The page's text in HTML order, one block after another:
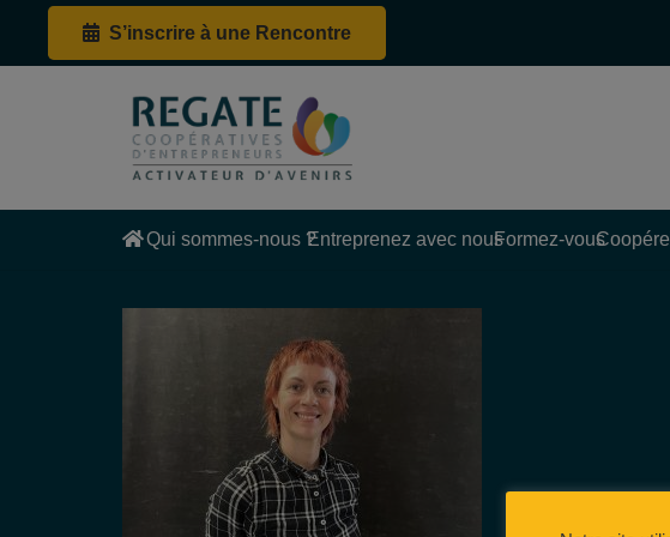
S’inscrire à une Rencontre
Qui sommes-nous ?Entreprenez avec nousFormez-vous